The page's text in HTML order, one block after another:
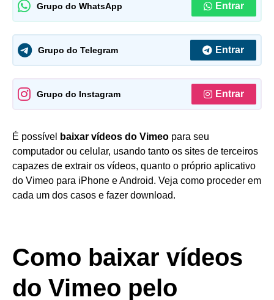
Grupo do WhatsApp Entrar
Grupo do Telegram Entrar
Grupo do Instagram Entrar
É possível baixar vídeos do Vimeo para seu
computador ou celular, usando tanto os sites de terceiros
capazes de extrair os vídeos, quanto o próprio aplicativo
do Vimeo para iPhone e Android. Veja como proceder em
cada um dos casos e fazer download.
Como baixar vídeos
do Vimeo pelo